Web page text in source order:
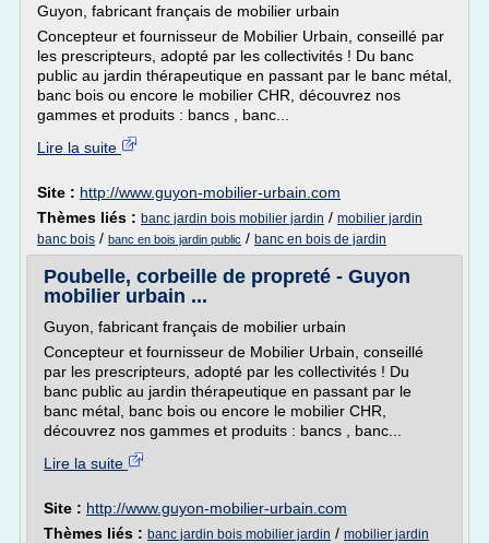
Guyon, fabricant français de mobilier urbain
Concepteur et fournisseur de Mobilier Urbain, conseillé par
les prescripteurs, adopté par les collectivités ! Du banc
public au jardin thérapeutique en passant par le banc métal,
banc bois ou encore le mobilier CHR, découvrez nos
gammes et produits : bancs , banc...
Lire la suite
Site : http://www.guyon-mobilier-urbain.com
Thèmes liés : banc jardin bois mobilier jardin / mobilier jardin
banc bois / banc en bois jardin public / banc en bois de jardin
Poubelle, corbeille de propreté - Guyon
mobilier urbain ...
Guyon, fabricant français de mobilier urbain
Concepteur et fournisseur de Mobilier Urbain, conseillé
par les prescripteurs, adopté par les collectivités ! Du
banc public au jardin thérapeutique en passant par le
banc métal, banc bois ou encore le mobilier CHR,
découvrez nos gammes et produits : bancs , banc...
Lire la suite
Site : http://www.guyon-mobilier-urbain.com
Thèmes liés : banc jardin bois mobilier jardin / mobilier jardin